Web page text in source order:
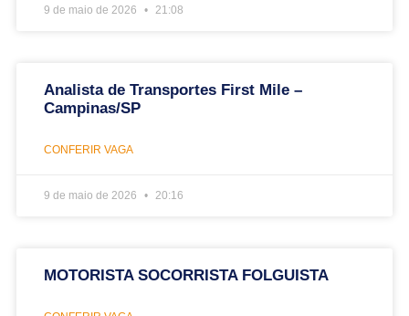
9 de maio de 2026 21:08
Analista de Transportes First Mile –
Campinas/SP
CONFERIR VAGA
9 de maio de 2026 20:16
MOTORISTA SOCORRISTA FOLGUISTA